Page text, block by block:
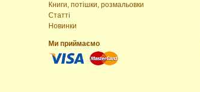
Книги, потішки, розмальовки
Статті
Новинки
Ми приймаємо